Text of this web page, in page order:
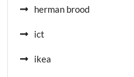
herman brood
ict
ikea